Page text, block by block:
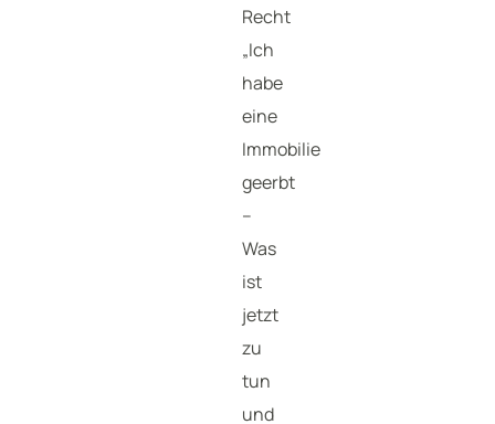
Recht
„Ich
habe
eine
Immobilie
geerbt
–
Was
ist
jetzt
zu
tun
und